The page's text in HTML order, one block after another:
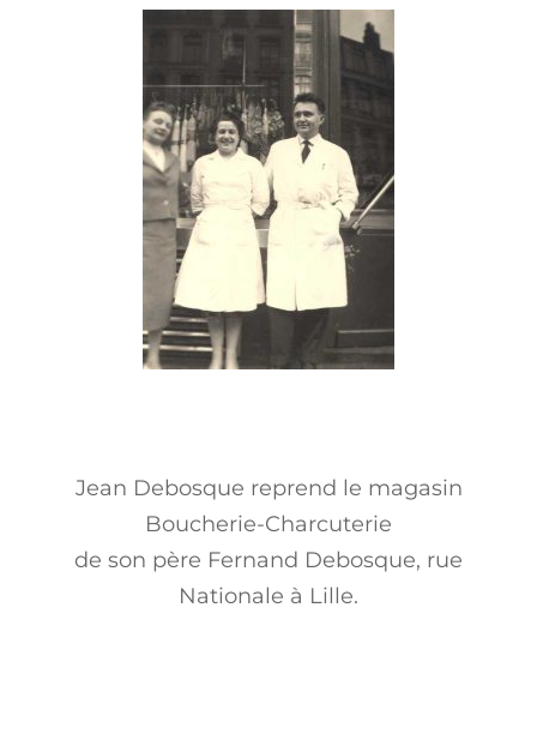
Jean Debosque reprend le magasin
Boucherie-Charcuterie
de son père Fernand Debosque, rue
Nationale à Lille.